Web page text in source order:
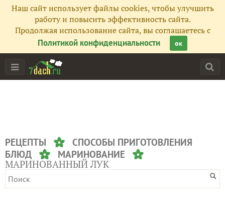
Наш сайт использует файлы cookies, чтобы улучшить
работу и повысить эффективность сайта.
Продолжая использование сайта, вы соглашаетесь с
Политикой конфиденциальности
ок
РЕЦЕПТЫ
СПОСОБЫ ПРИГОТОВЛЕНИЯ
БЛЮД
МАРИНОВАНИЕ
МАРИНОВАННЫЙ ЛУК